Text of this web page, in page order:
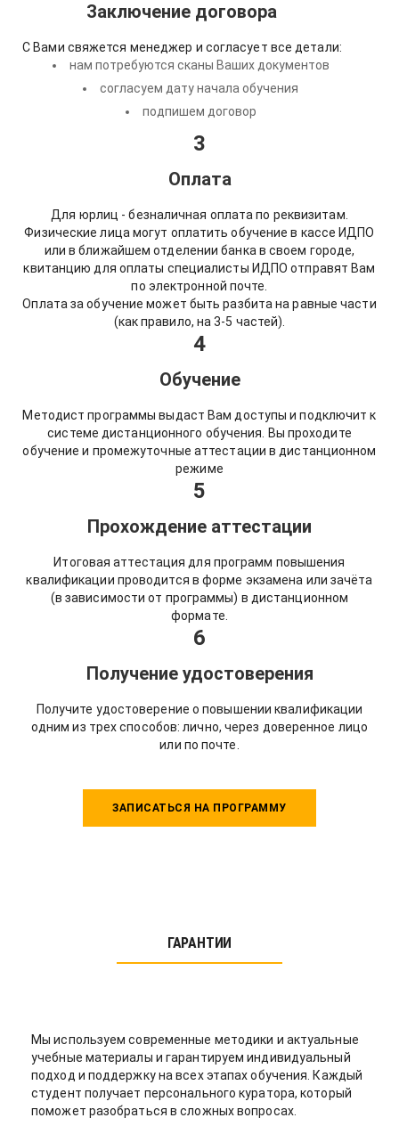
Заключение договора
С Вами свяжется менеджер и согласует все детали:
нам потребуются сканы Ваших документов
согласуем дату начала обучения
подпишем договор
3
Оплата
Для юрлиц - безналичная оплата по реквизитам.
Физические лица могут оплатить обучение в кассе ИДПО
или в ближайшем отделении банка в своем городе,
квитанцию для оплаты специалисты ИДПО отправят Вам
по электронной почте.
Оплата за обучение может быть разбита на равные части
(как правило, на 3-5 частей).
4
Обучение
Методист программы выдаст Вам доступы и подключит к
системе дистанционного обучения. Вы проходите
обучение и промежуточные аттестации в дистанционном
режиме
5
Прохождение аттестации
Итоговая аттестация для программ повышения
квалификации проводится в форме экзамена или зачёта
(в зависимости от программы) в дистанционном
формате.
6
Получение удостоверения
Получите удостоверение о повышении квалификации
одним из трех способов: лично, через доверенное лицо
или по почте.
ЗАПИСАТЬСЯ НА ПРОГРАММУ
ГАРАНТИИ
Мы используем современные методики и актуальные
учебные материалы и гарантируем индивидуальный
подход и поддержку на всех этапах обучения. Каждый
студент получает персонального куратора, который
поможет разобраться в сложных вопросах.